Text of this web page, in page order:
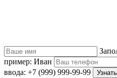
пример: Иван
ввода: +7 (999) 999-99-99